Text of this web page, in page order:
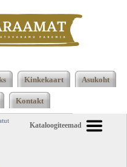
| vanaraamat. ee
Kinkekaart Asukoht
Kontakt
Kataloogiteemad